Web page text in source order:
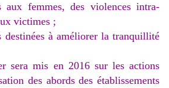
aux femmes, des violences intra-
victimes ;
à améliorer la tranquillité
sera mis en 2016 sur les actions
des abords des établissements